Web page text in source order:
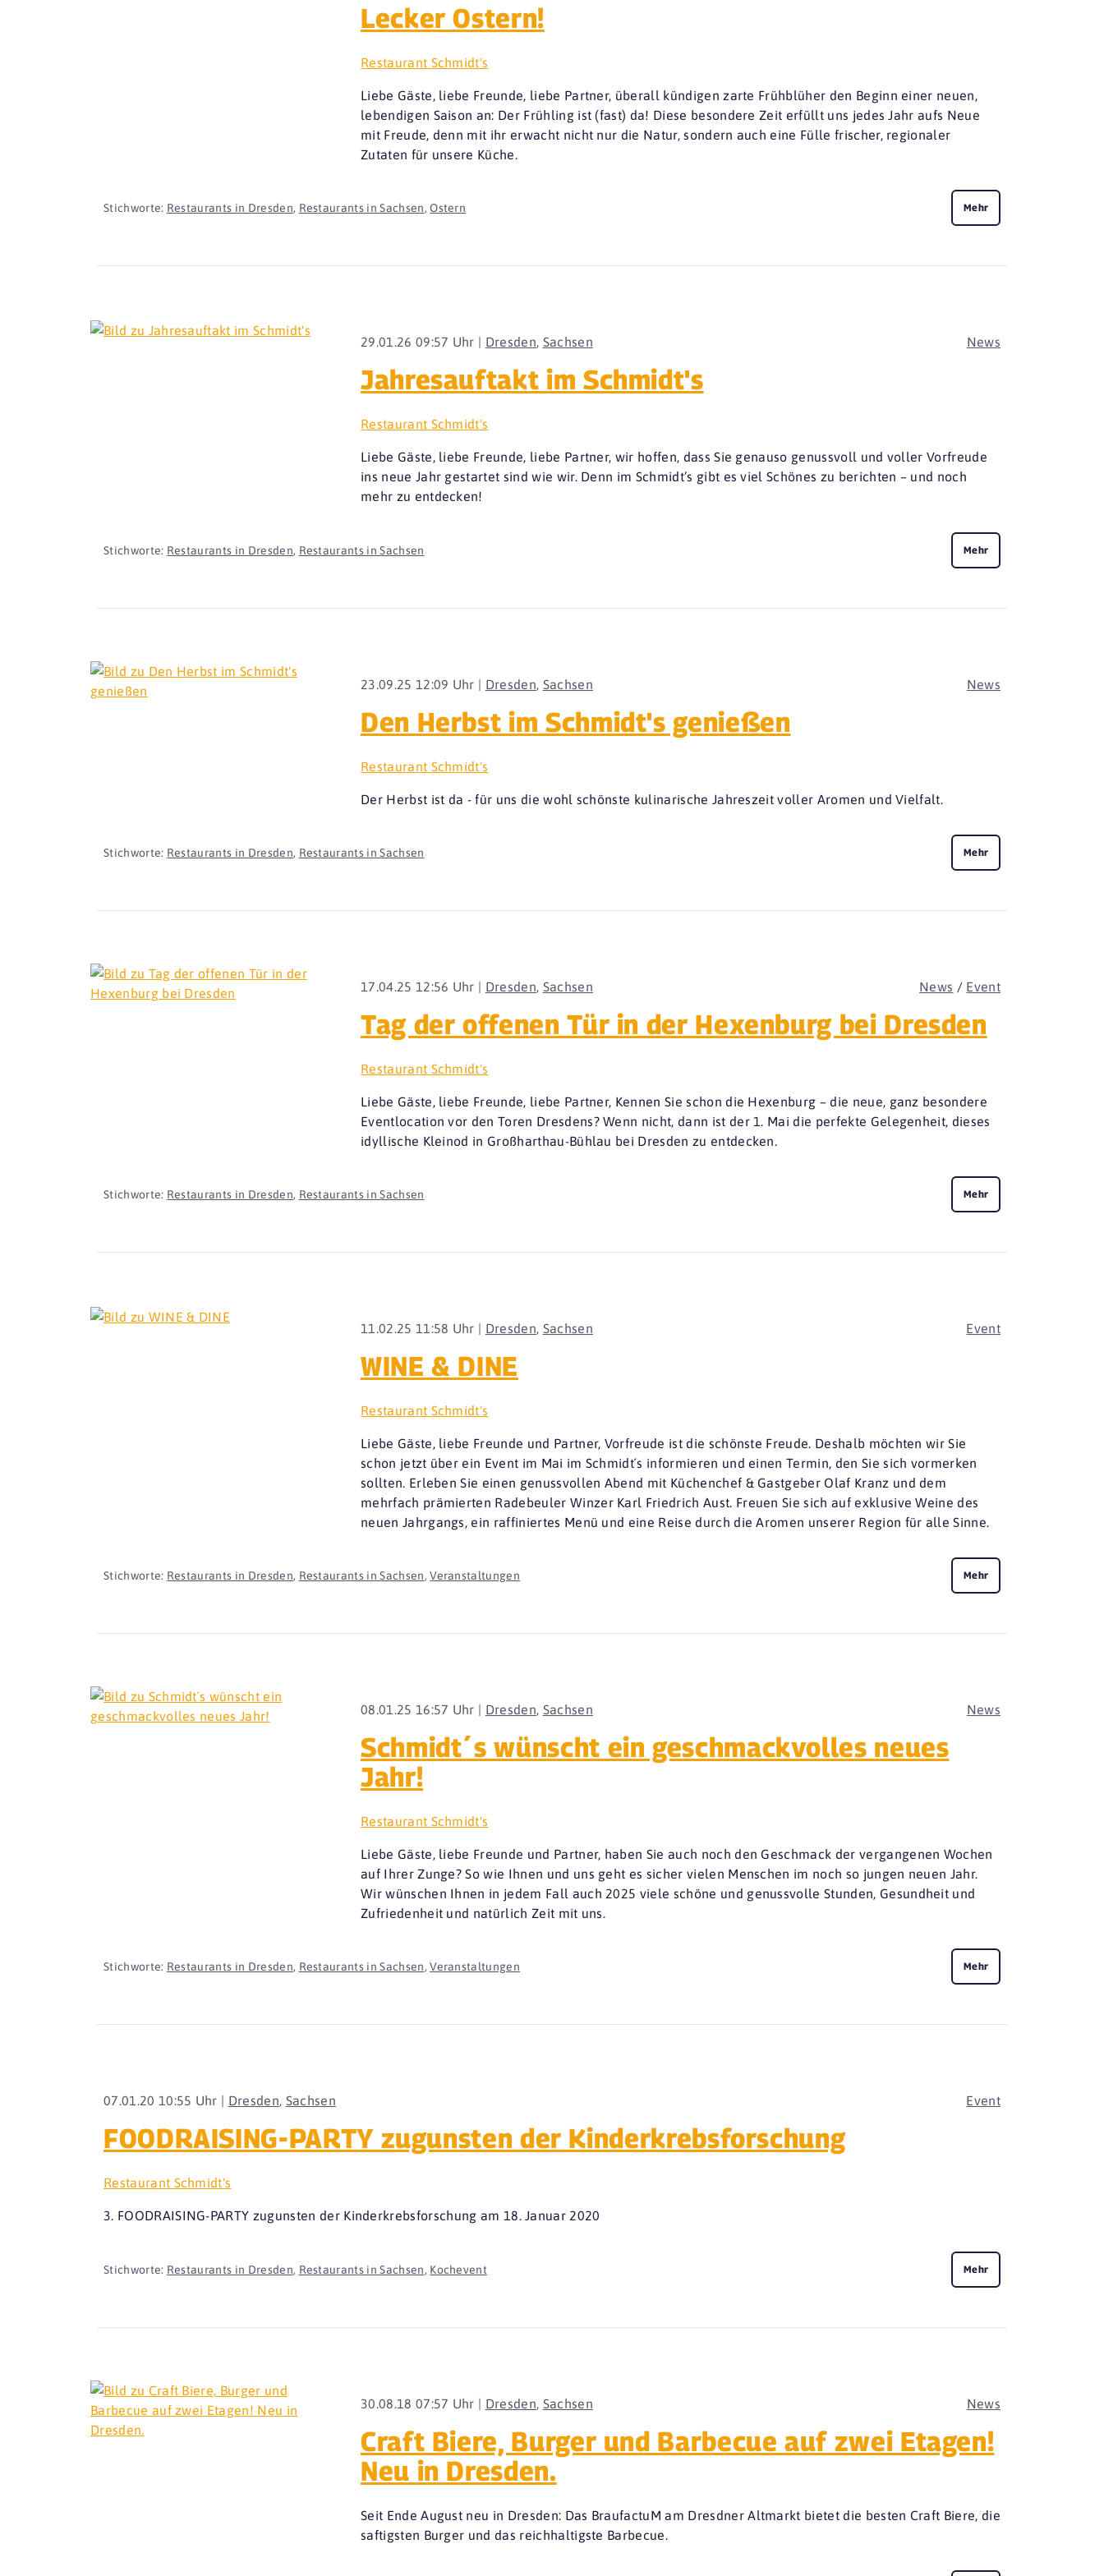
Lecker Ostern!
Restaurant Schmidt's
Liebe Gäste, liebe Freunde, liebe Partner, überall kündigen zarte Frühblüher den Beginn einer neuen,
lebendigen Saison an: Der Frühling ist (fast) da! Diese besondere Zeit erfüllt uns jedes Jahr aufs Neue
mit Freude, denn mit ihr erwacht nicht nur die Natur, sondern auch eine Fülle frischer, regionaler
Zutaten für unsere Küche.
Stichworte: Restaurants in Dresden, Restaurants in Sachsen,Ostern Mehr
29.01.26 09:57 Uhr | Dresden, Sachsen News
Jahresauftakt im Schmidt's
Restaurant Schmidt's
Liebe Gäste, liebe Freunde, liebe Partner, wir hoffen, dass Sie genauso genussvoll und voller Vorfreude
ins neue Jahr gestartet sind wie wir. Denn im Schmidt’s gibt es viel Schönes zu berichten – und noch
mehr zu entdecken!
Stichworte: Restaurants in Dresden, Restaurants in Sachsen Mehr
23.09.25 12:09 Uhr | Dresden, Sachsen News
Den Herbst im Schmidt's genießen
Restaurant Schmidt's
Der Herbst ist da - für uns die wohl schönste kulinarische Jahreszeit voller Aromen und Vielfalt.
Stichworte: Restaurants in Dresden, Restaurants in Sachsen Mehr
17.04.25 12:56 Uhr | Dresden, Sachsen News / Event
Tag der offenen Tür in der Hexenburg bei Dresden
Restaurant Schmidt's
Liebe Gäste, liebe Freunde, liebe Partner, Kennen Sie schon die Hexenburg – die neue, ganz besondere
Eventlocation vor den Toren Dresdens? Wenn nicht, dann ist der 1. Mai die perfekte Gelegenheit, dieses
idyllische Kleinod in Großharthau-Bühlau bei Dresden zu entdecken.
Stichworte: Restaurants in Dresden, Restaurants in Sachsen Mehr
11.02.25 11:58 Uhr | Dresden, Sachsen Event
WINE & DINE
Restaurant Schmidt's
Liebe Gäste, liebe Freunde und Partner, Vorfreude ist die schönste Freude. Deshalb möchten wir Sie
schon jetzt über ein Event im Mai im Schmidt´s informieren und einen Termin, den Sie sich vormerken
sollten. Erleben Sie einen genussvollen Abend mit Küchenchef & Gastgeber Olaf Kranz und dem
mehrfach prämierten Radebeuler Winzer Karl Friedrich Aust. Freuen Sie sich auf exklusive Weine des
neuen Jahrgangs, ein raffiniertes Menü und eine Reise durch die Aromen unserer Region für alle Sinne.
Stichworte: Restaurants in Dresden, Restaurants in Sachsen,Veranstaltungen Mehr
08.01.25 16:57 Uhr | Dresden, Sachsen News
Schmidt´s wünscht ein geschmackvolles neues
Jahr!
Restaurant Schmidt's
Liebe Gäste, liebe Freunde und Partner, haben Sie auch noch den Geschmack der vergangenen Wochen
auf Ihrer Zunge? So wie Ihnen und uns geht es sicher vielen Menschen im noch so jungen neuen Jahr.
Wir wünschen Ihnen in jedem Fall auch 2025 viele schöne und genussvolle Stunden, Gesundheit und
Zufriedenheit und natürlich Zeit mit uns.
Stichworte: Restaurants in Dresden, Restaurants in Sachsen,Veranstaltungen Mehr
07.01.20 10:55 Uhr | Dresden, Sachsen Event
FOODRAISING-PARTY zugunsten der Kinderkrebsforschung
Restaurant Schmidt's
3. FOODRAISING-PARTY zugunsten der Kinderkrebsforschung am 18. Januar 2020
Stichworte: Restaurants in Dresden, Restaurants in Sachsen, Kochevent Mehr
30.08.18 07:57 Uhr | Dresden, Sachsen News
Craft Biere, Burger und Barbecue auf zwei Etagen!
Neu in Dresden.
Seit Ende August neu in Dresden: Das BraufactuM am Dresdner Altmarkt bietet die besten Craft Biere, die
saftigsten Burger und das reichhaltigste Barbecue.